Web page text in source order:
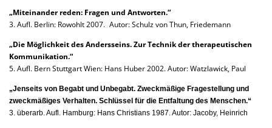
„Miteinander reden: Fragen und Antworten.“
3. Aufl. Berlin: Rowohlt 2007. Autor: Schulz von Thun, Friedemann
„Die Möglichkeit des Andersseins. Zur Technik der therapeutischen
Kommunikation.“
5. Aufl. Bern Stuttgart Wien: Hans Huber 2002. Autor: Watzlawick, Paul
„Jenseits von Begabt und Unbegabt. Zweckmäßige Fragestellung und
zweckmäßiges Verhalten. Schlüssel für die Entfaltung des Menschen.“
3. überarb. Aufl. Hamburg: Hans Christians 1987. Autor: Jacoby, Heinrich